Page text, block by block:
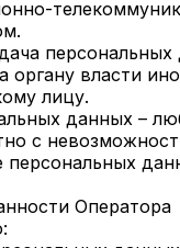
органу власти
лицу.
данных –
с
Оператора